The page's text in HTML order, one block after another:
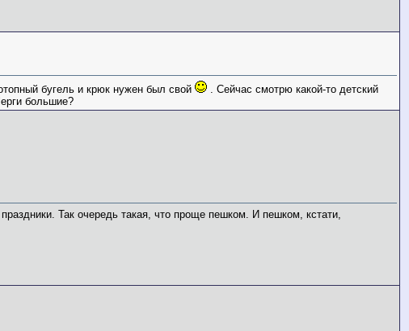
бугель и крюк нужен был свой
. Сейчас смотрю какой-то детский
большие?
Так очередь такая, что проще пешком. И пешком, кстати,